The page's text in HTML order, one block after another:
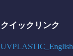
クイックリンク
UVPLASTIC_English